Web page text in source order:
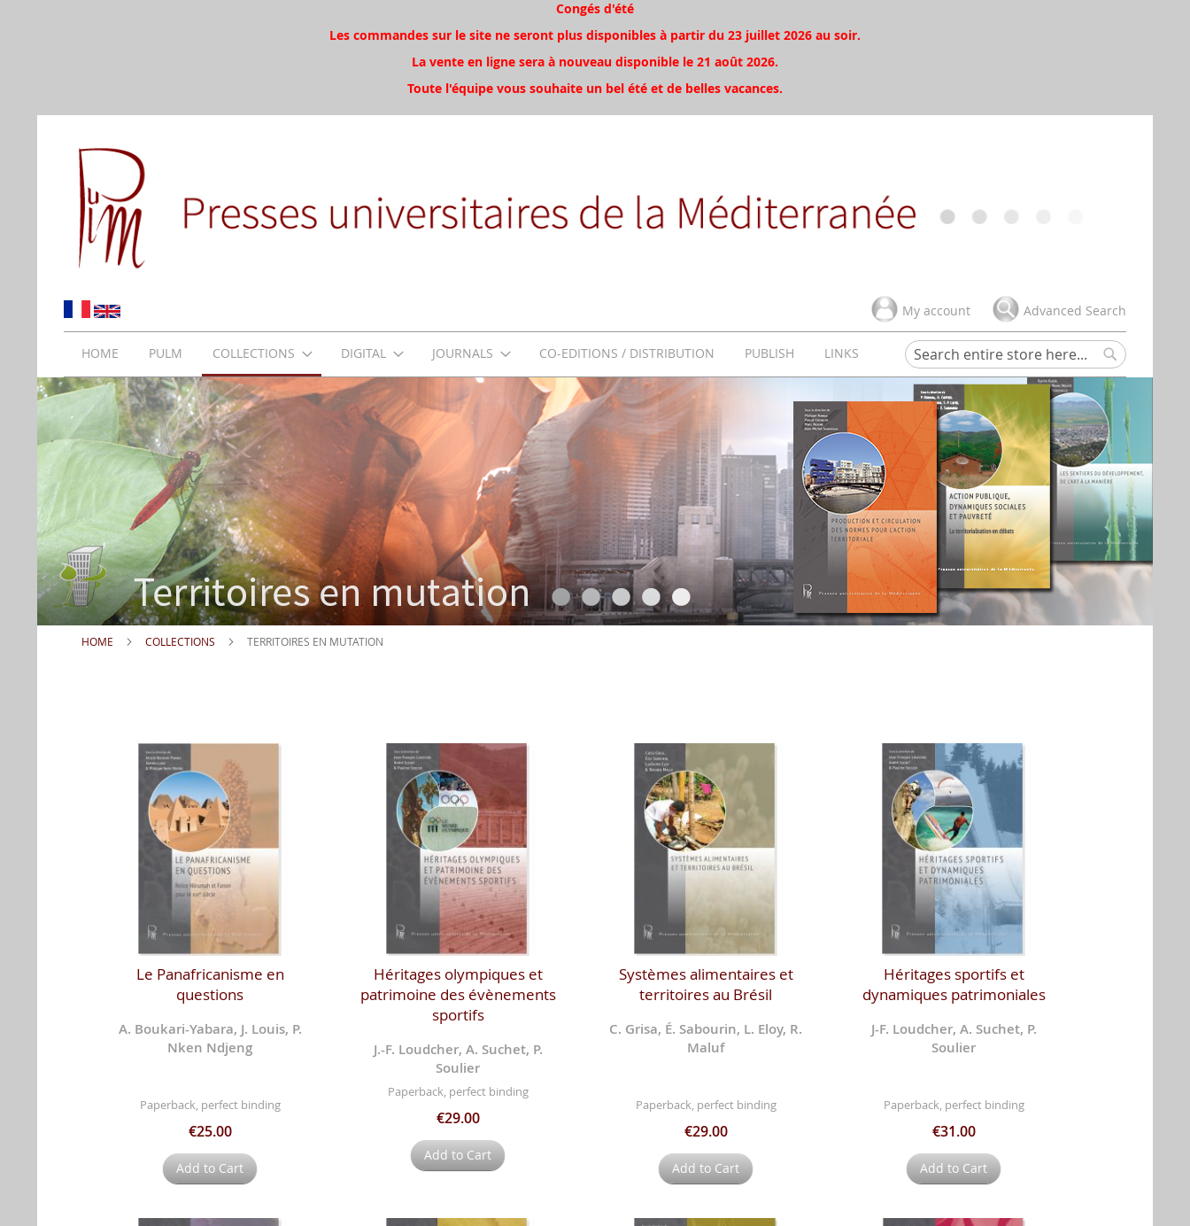
Congés d'été
Les commandes sur le site ne seront plus disponibles à partir du 23 juillet 2026 au soir.
La vente en ligne sera à nouveau disponible le 21 août 2026.
Toute l'équipe vous souhaite un bel été et de belles vacances.
My account Advanced Search
HOME PULM COLLECTIONS DIGITAL JOURNALS CO-EDITIONS / DISTRIBUTION PUBLISH
LINKS
Search
Search
HOME COLLECTIONS TERRITOIRES EN MUTATION
Le Panafricanisme en
questions
A. Boukari-Yabara, J. Louis, P.
Nken Ndjeng
Paperback, perfect binding
€25.00
Add to Cart
Héritages olympiques et
patrimoine des évènements
sportifs
J.-F. Loudcher, A. Suchet, P.
Soulier
Paperback, perfect binding
€29.00
Add to Cart
Systèmes alimentaires et
territoires au Brésil
C. Grisa, É. Sabourin, L. Eloy, R.
Maluf
Paperback, perfect binding
€29.00
Add to Cart
Héritages sportifs et
dynamiques patrimoniales
J-F. Loudcher, A. Suchet, P.
Soulier
Paperback, perfect binding
€31.00
Add to Cart